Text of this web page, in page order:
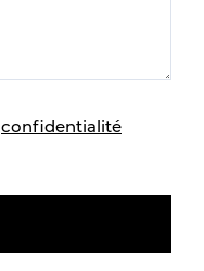
confidentialité